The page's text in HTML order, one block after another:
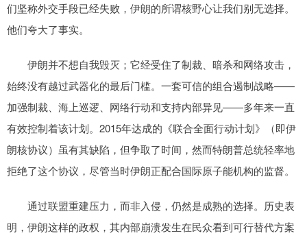
们坚称外交手段已经失败，伊朗的所谓核野心让我们别无选择。
他们夸大了事实。
伊朗并不想自我毁灭；它经受住了制裁、暗杀和网络攻击，
始终没有越过武器化的最后门槛。一套可信的组合遏制战略——
加强制裁、海上巡逻、网络行动和支持内部异见——多年来一直
有效控制着该计划。2015年达成的《联合全面行动计划》（即伊
朗核协议）虽有其缺陷，但争取了时间，然而特朗普总统轻率地
拒绝了这个协议，尽管当时伊朗正配合国际原子能机构的监督。
通过联盟重建压力，而非入侵，仍然是成熟的选择。历史表
明，伊朗这样的政权，其内部崩溃发生在民众看到可行替代方案